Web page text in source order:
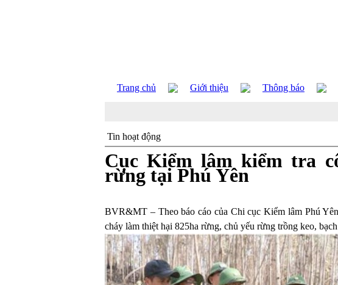
Trang chủ Giới thiệu Thông báo
Tin hoạt động
Cục Kiểm lâm kiểm tra
rừng tại Phú Yên
BVR&MT – Theo báo cáo của Chi cục Kiểm lâm Phú
cháy làm thiệt hại 825ha rừng, chủ yếu rừng trồng keo,